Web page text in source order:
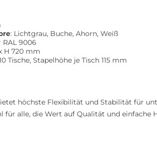
: Lichtgrau, Buche, Ahorn, Weiß
RAL 9006
H 720 mm
Tische, Stapelhöhe je Tisch 115 mm
höchste Flexibilität und Stabilität für
für alle, die Wert auf Qualität und